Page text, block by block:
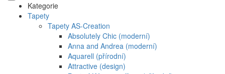
Kategorie
Tapety
Tapety AS-Creation
Absolutely Chic (moderní)
Anna and Andrea (moderní)
Aquarell (přírodní)
Attractive (design)